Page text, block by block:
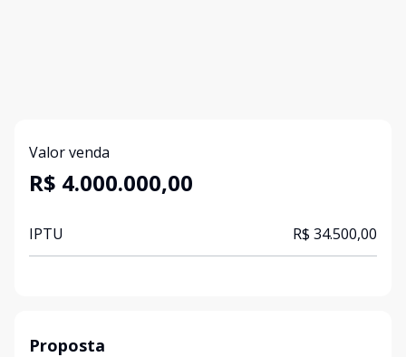
Valor venda
R$ 4.000.000,00
IPTU R$ 34.500,00
Proposta